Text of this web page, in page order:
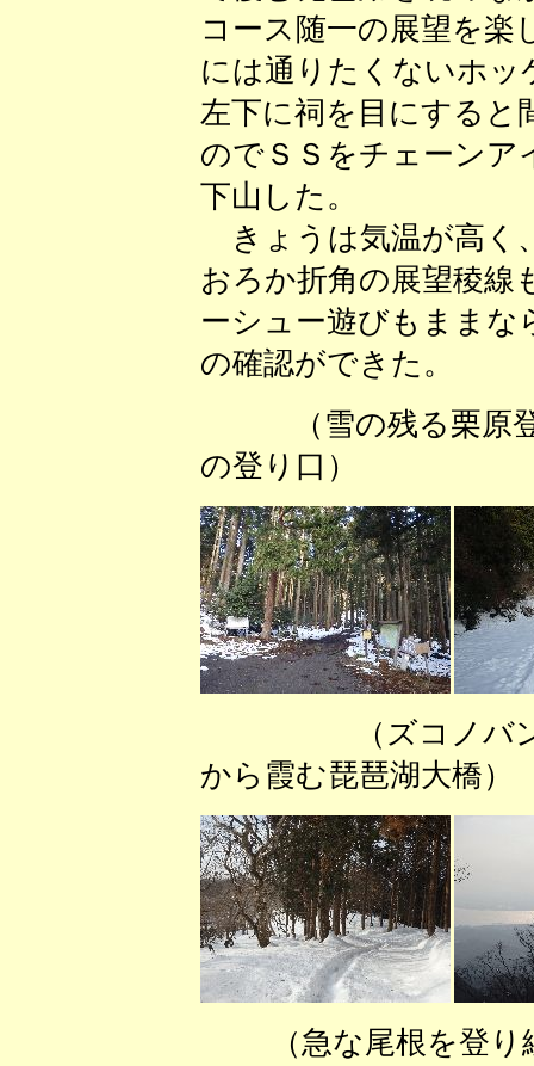
コース随一の展望を楽
には通りたくないホッ
左下に祠を目にすると
のでＳＳをチェーンア
下山した。
きょうは気温が高く
おろか折角の展望稜線
ーシュー遊びもままな
の確認ができた。
（雪の残る栗
の登り口） （植
（ズコノバ
から霞む琵琶湖大橋
（急な尾根